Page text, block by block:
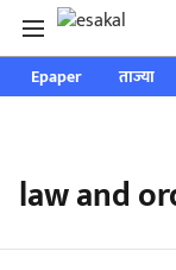
Epaper ताज्या
law and